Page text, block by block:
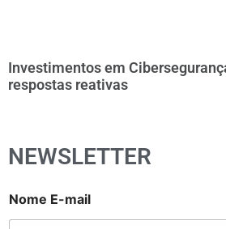
Investimentos em
respostas reativas
NEWSLETTER
Nome E-mail